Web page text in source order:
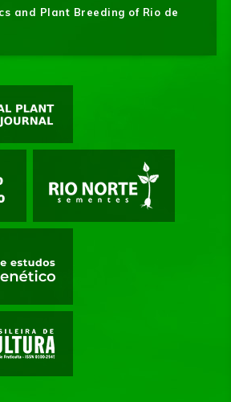
and Plant Breeding of Rio de